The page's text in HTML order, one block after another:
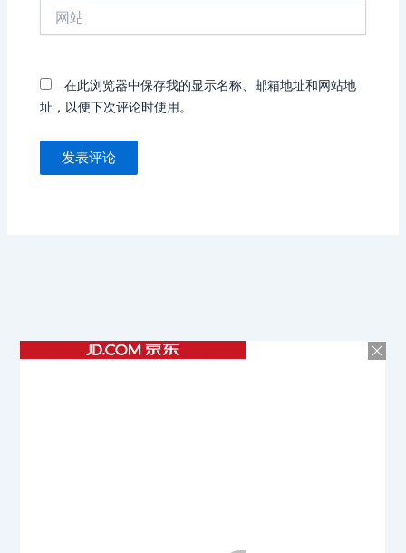
在此浏览器中保存我的显示名称、邮箱地址和网站地
址，以便下次评论时使用。